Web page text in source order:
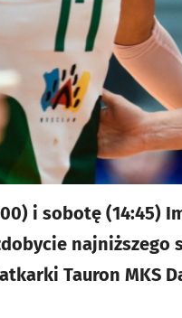
i sobotę (14:45)
Tauron MKS